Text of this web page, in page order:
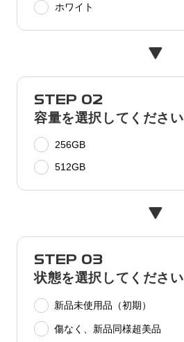
ホワイト
STEP 02
容量を選択してください
256GB
512GB
STEP 03
状態を選択してください
新品未使用品（初期）
傷なく、新品同様超美品